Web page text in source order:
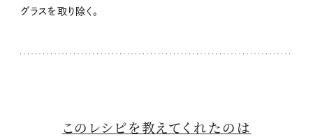
グラスを取り除く。
このレシピを教えてくれたのは